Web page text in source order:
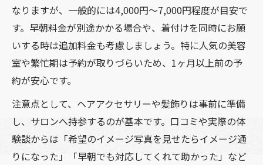
なりますが、一般的には4,000円〜7,000円程度が目安で
す。早朝料金が別途かかる場合や、着付けを同時にお願
いする時は追加料金も考慮しましょう。特に人気の美容
室や繁忙期は予約が取りづらいため、1ヶ月以上前の予
約が安心です。
注意点として、ヘアアクセサリーや髪飾りは事前に準備
し、サロンへ持参するのが基本です。口コミや実際の体
験談からは「希望のイメージ写真を見せたらイメージ通
りになった」「早朝でも対応してくれて助かった」など